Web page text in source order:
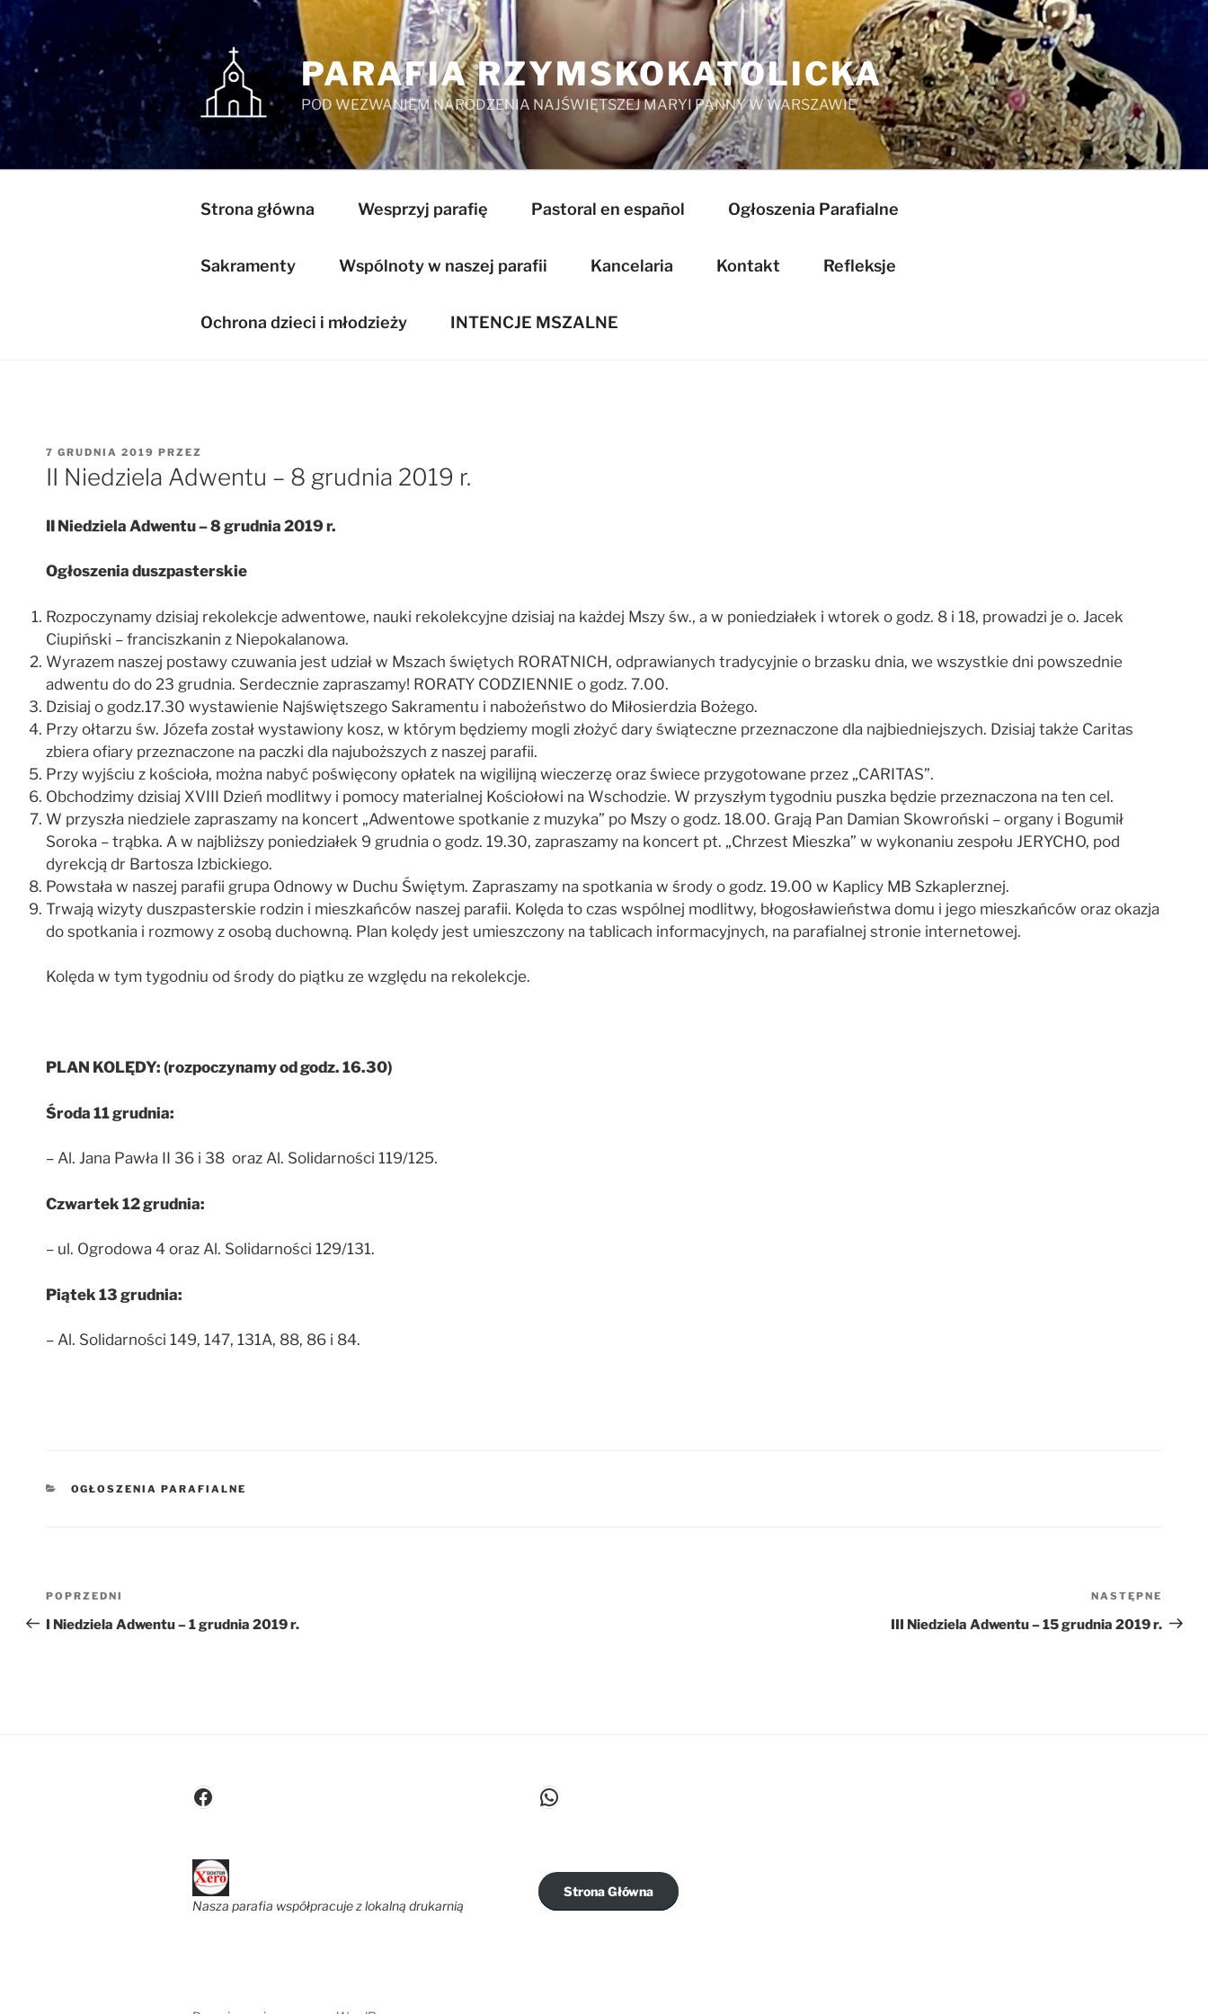
Przejdź
do
treści
PARAFIA RZYMSKOKATOLICKA
POD WEZWANIEM NARODZENIA NAJŚWIĘTSZEJ MARYI PANNY W WARSZAWIE
Strona główna Wesprzyj parafię Pastoral en español Ogłoszenia Parafialne
Sakramenty Wspólnoty w naszej parafii Kancelaria Kontakt Refleksje
Ochrona dzieci i młodzieży INTENCJE MSZALNE
OPUBLIKOWANE
W
7 GRUDNIA 2019 PRZEZ
II Niedziela Adwentu – 8 grudnia 2019 r.
II Niedziela Adwentu – 8 grudnia 2019 r.
Ogłoszenia duszpasterskie
Rozpoczynamy dzisiaj rekolekcje adwentowe, nauki rekolekcyjne dzisiaj na każdej Mszy św., a w poniedziałek i wtorek o godz. 8 i 18, prowadzi je o. Jacek
Ciupiński – franciszkanin z Niepokalanowa.
Wyrazem naszej postawy czuwania jest udział w Mszach świętych RORATNICH, odprawianych tradycyjnie o brzasku dnia, we wszystkie dni powszednie
adwentu do do 23 grudnia. Serdecznie zapraszamy! RORATY CODZIENNIE o godz. 7.00.
Dzisiaj o godz.17.30 wystawienie Najświętszego Sakramentu i nabożeństwo do Miłosierdzia Bożego.
Przy ołtarzu św. Józefa został wystawiony kosz, w którym będziemy mogli złożyć dary świąteczne przeznaczone dla najbiedniejszych. Dzisiaj także Caritas
zbiera ofiary przeznaczone na paczki dla najuboższych z naszej parafii.
Przy wyjściu z kościoła, można nabyć poświęcony opłatek na wigilijną wieczerzę oraz świece przygotowane przez „CARITAS”.
Obchodzimy dzisiaj XVIII Dzień modlitwy i pomocy materialnej Kościołowi na Wschodzie. W przyszłym tygodniu puszka będzie przeznaczona na ten cel.
W przyszła niedziele zapraszamy na koncert „Adwentowe spotkanie z muzyka” po Mszy o godz. 18.00. Grają Pan Damian Skowroński – organy i Bogumił
Soroka – trąbka. A w najbliższy poniedziałek 9 grudnia o godz. 19.30, zapraszamy na koncert pt. „Chrzest Mieszka” w wykonaniu zespołu JERYCHO, pod
dyrekcją dr Bartosza Izbickiego.
Powstała w naszej parafii grupa Odnowy w Duchu Świętym. Zapraszamy na spotkania w środy o godz. 19.00 w Kaplicy MB Szkaplerznej.
Trwają wizyty duszpasterskie rodzin i mieszkańców naszej parafii. Kolęda to czas wspólnej modlitwy, błogosławieństwa domu i jego mieszkańców oraz okazja
do spotkania i rozmowy z osobą duchowną. Plan kolędy jest umieszczony na tablicach informacyjnych, na parafialnej stronie internetowej.
Kolęda w tym tygodniu od środy do piątku ze względu na rekolekcje.
PLAN KOLĘDY: (rozpoczynamy od godz. 16.30)
Środa 11 grudnia:
– Al. Jana Pawła II 36 i 38 oraz Al. Solidarności 119/125.
Czwartek 12 grudnia:
– ul. Ogrodowa 4 oraz Al. Solidarności 129/131.
Piątek 13 grudnia:
– Al. Solidarności 149, 147, 131A, 88, 86 i 84.
KATEGORIE
OGŁOSZENIA PARAFIALNE
Nawigacja
wpisu
Poprzedni
wpis
POPRZEDNI
I Niedziela Adwentu – 1 grudnia 2019 r.
wpis
NASTĘPNE
III Niedziela Adwentu – 15 grudnia 2019 r.
Facebook
Nasza parafia współpracuje z lokalną drukarnią
WhatsApp
Strona Główna